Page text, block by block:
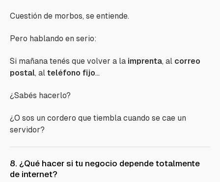
Cuestión de morbos, se entiende.
Pero hablando en serio:
Si mañana tenés que volver a la imprenta, al correo
postal, al teléfono fijo...
¿Sabés hacerlo?
¿O sos un cordero que tiembla cuando se cae un
servidor?
8. ¿Qué hacer si tu negocio depende totalmente
de internet?